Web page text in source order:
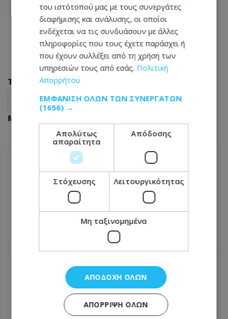
Tags
τυριά δυσανεξία στη λακτόζη
Μοιράσου αυτό το άρθρο
ΠΡΟΗΓΟΎΜΕΝΟ ΆΡΘΡΟ
Ο Νετανιάχου υπόσχεται αντίποινα
στους Χούθι για τον πύραυλο στο Ισραήλ:
Θα υπάρξουν επιθέσεις
04.05.2025 - 17:40
ΕΠΌΜΕΝΟ ΆΡΘΡΟ
Φόνος στη Λεμεσό - Εξέλιξη: Χειροπέδες
σε δύο πρόσωπα μετά από μαρτυρία
04.05.2025 - 17:59
του ιστότοπού μας με τους συνεργάτες
διαφήμισης και ανάλυσης, οι οποίοι
ενδέχεται να τις συνδυάσουν με άλλες
πληροφορίες που τους έχετε παράσχει ή
που έχουν συλλέξει από τη χρήση των
υπηρεσιών τους από εσάς. Πολιτική
Απορρήτου
ΕΜΦΆΝΙΣΗ ΌΛΩΝ ΤΩΝ ΣΥΝΕΡΓΑΤΏΝ
(1656) →
Απολύτως
απαραίτητα
Απόδοσης
Στόχευσης Λειτουργικότητας
Μη ταξινομημένα
ΑΠΟΔΟΧΉ ΌΛΩΝ
ΑΠΌΡΡΙΨΗ ΌΛΩΝ